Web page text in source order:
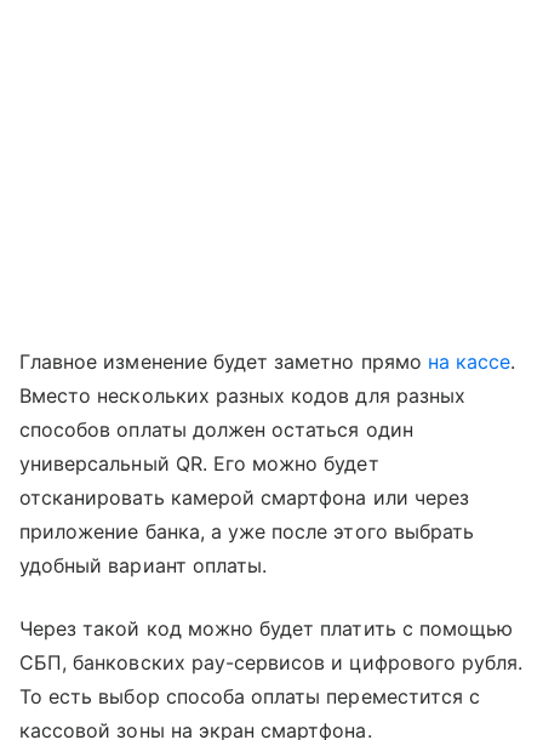
Главное изменение будет заметно прямо на кассе.
Вместо нескольких разных кодов для разных
способов оплаты должен остаться один
универсальный QR. Его можно будет
отсканировать камерой смартфона или через
приложение банка, а уже после этого выбрать
удобный вариант оплаты.
Через такой код можно будет платить с помощью
СБП, банковских pay-сервисов и цифрового рубля.
То есть выбор способа оплаты переместится с
кассовой зоны на экран смартфона.